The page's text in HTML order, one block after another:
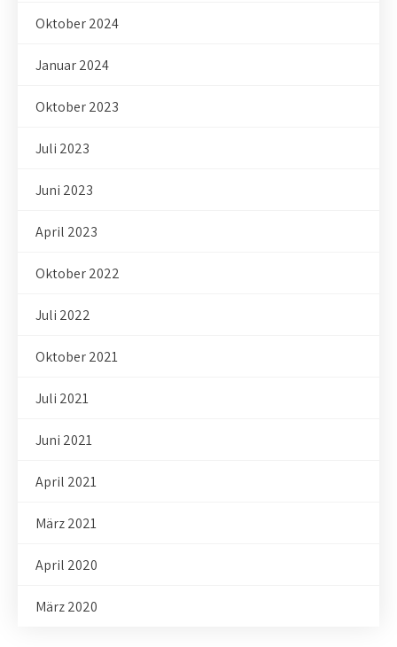
Oktober 2024
Januar 2024
Oktober 2023
Juli 2023
Juni 2023
April 2023
Oktober 2022
Juli 2022
Oktober 2021
Juli 2021
Juni 2021
April 2021
März 2021
April 2020
März 2020